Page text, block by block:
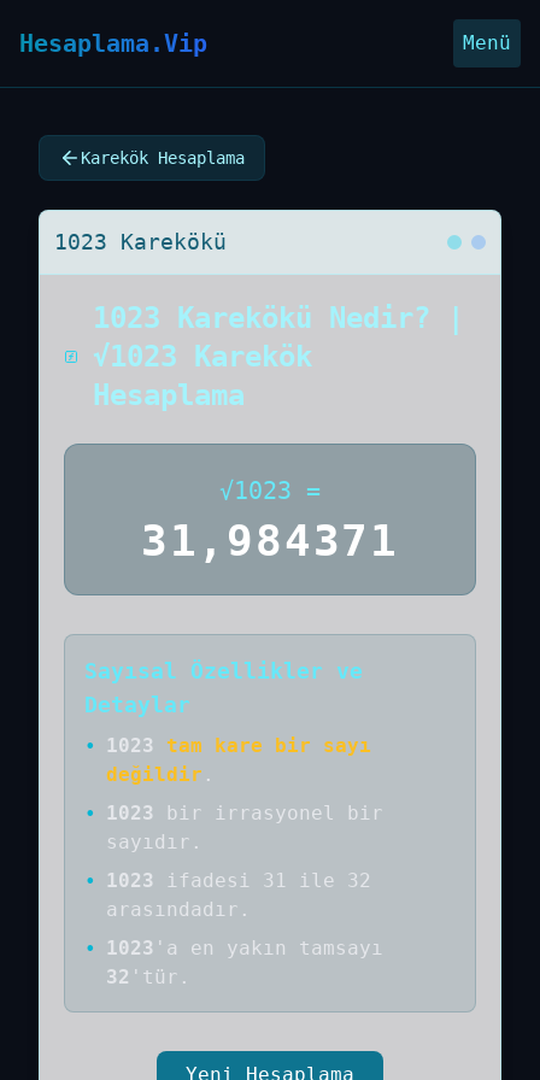
Hesaplama.Vip Menü
Karekök Hesaplama
1023 Karekökü
1023 Karekökü Nedir? |
√1023 Karekök
Hesaplama
√1023 =
31,984371
Sayısal Özellikler ve
Detaylar
• 1023
tam kare bir sayı
değildir .
•
1023 bir
irrasyonel bir
sayıdır .
•
1023
ifadesi 31 ile 32
arasındadır.
•
1023 'a en yakın tamsayı
32 'tür.
Yeni Hesaplama